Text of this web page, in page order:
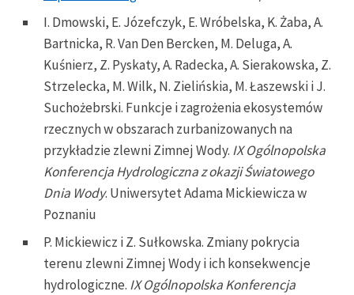
I. Dmowski, E. Józefczyk, E. Wróbelska, K. Żaba, A.
Bartnicka, R. Van Den Bercken, M. Deluga, A.
Kuśnierz, Z. Pyskaty, A. Radecka, A. Sierakowska, Z.
Strzelecka, M. Wilk, N. Zielińskia, M. Łaszewski i J.
Suchożebrski. Funkcje i zagrożenia ekosystemów
rzecznych w obszarach zurbanizowanych na
przykładzie zlewni Zimnej Wody. IX Ogólnopolska
Konferencja Hydrologiczna z okazji Światowego
Dnia Wody. Uniwersytet Adama Mickiewicza w
Poznaniu
P. Mickiewicz i Z. Sułkowska. Zmiany pokrycia
terenu zlewni Zimnej Wody i ich konsekwencje
hydrologiczne. IX Ogólnopolska Konferencja